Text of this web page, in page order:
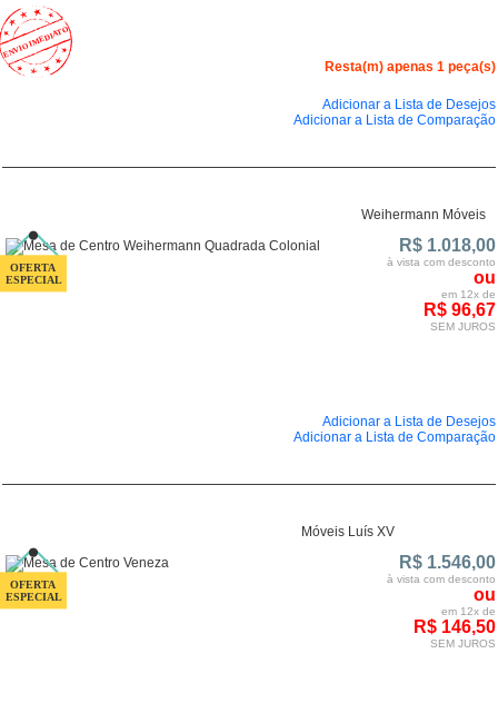
Resta(m) apenas 1 peça(s)
Adicionar a Lista de Desejos
Adicionar a Lista de Comparação
Weihermann Móveis
R$ 1.018,00
à vista com desconto
ou
em 12x de
R$ 96,67
SEM JUROS
Adicionar a Lista de Desejos
Adicionar a Lista de Comparação
Móveis Luís XV
R$ 1.546,00
à vista com desconto
ou
em 12x de
R$ 146,50
SEM JUROS